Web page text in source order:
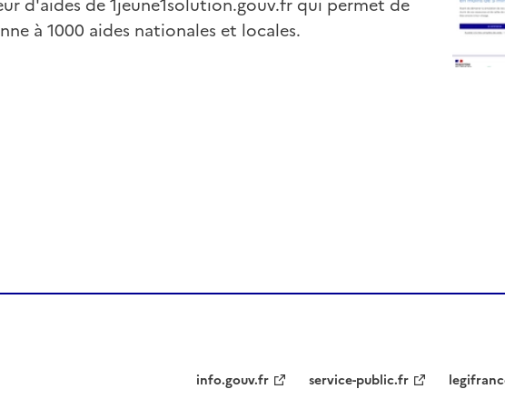
à 1000 aides nationales et locales.
info.gouv.fr service-public.fr